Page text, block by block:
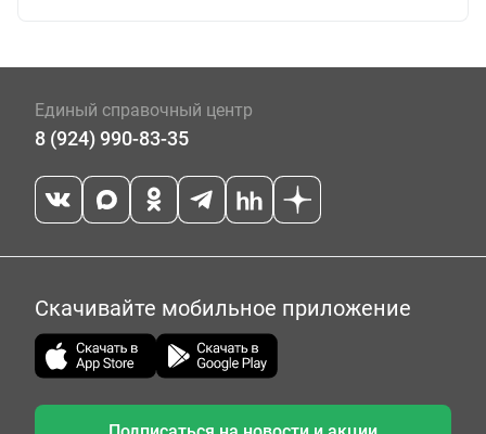
Единый справочный центр
8 (924) 990-83-35
Скачивайте мобильное приложение